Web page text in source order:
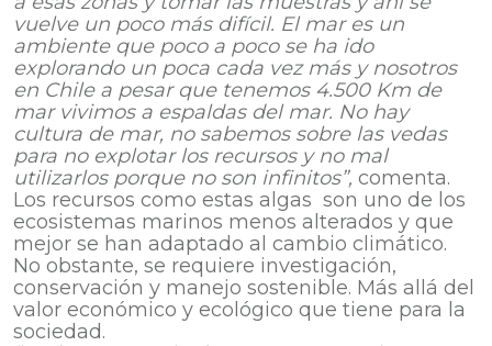
vuelve un poco más difícil. El mar es un
ambiente que poco a poco se ha ido
explorando un poca cada vez más y nosotros
en Chile a pesar que tenemos 4.500 Km de
mar vivimos a espaldas del mar. No hay
cultura de mar, no sabemos sobre las vedas
para no explotar los recursos y no mal
utilizarlos porque no son infinitos”, comenta.
Los recursos como estas algas son uno de los
ecosistemas marinos menos alterados y que
mejor se han adaptado al cambio climático.
No obstante, se requiere investigación,
conservación y manejo sostenible. Más allá del
valor económico y ecológico que tiene para la
sociedad.